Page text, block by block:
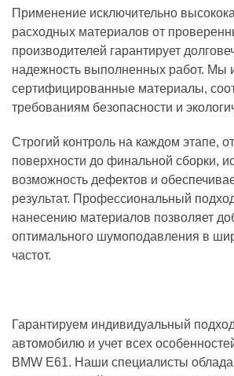
Применение исключительно
расходных материалов от
производителей гарантирует
надежность выполненных работ. Мы
сертифицированные материалы,
требованиям безопасности и
Строгий контроль на каждом этапе,
поверхности до финальной сборки,
возможность дефектов и
результат. Профессиональный
нанесению материалов позволяет
оптимального шумоподавления в
частот.
Гарантируем индивидуальный
автомобилю и учет всех
BMW E61. Наши специалисты